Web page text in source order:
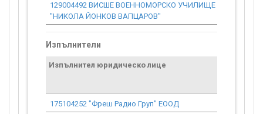
129004492 ВИСШЕ ВОЕННОМОРСКО УЧИЛИЩЕ
"НИКОЛА ЙОНКОВ ВАПЦАРОВ"
Изпълнители
Изпълнител юридическо лице
175104252 "Фреш Радио Груп" ЕООД